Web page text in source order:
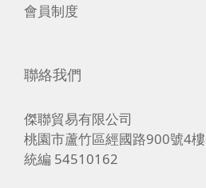
會員制度
聯絡我們
傑聯貿易有限公司
桃園市蘆竹區經國路900號4樓
統編 54510162